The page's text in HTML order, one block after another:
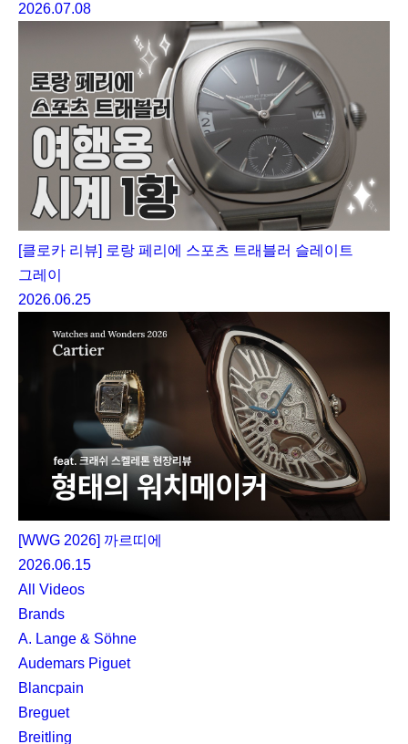
2026.07.08
[클로카 리뷰] 로랑 페리에 스포츠 트래블러 슬레이트
그레이
2026.06.25
[WWG 2026] 까르띠에
2026.06.15
All Videos
Brands
A. Lange & Söhne
Audemars Piguet
Blancpain
Breguet
Breitling